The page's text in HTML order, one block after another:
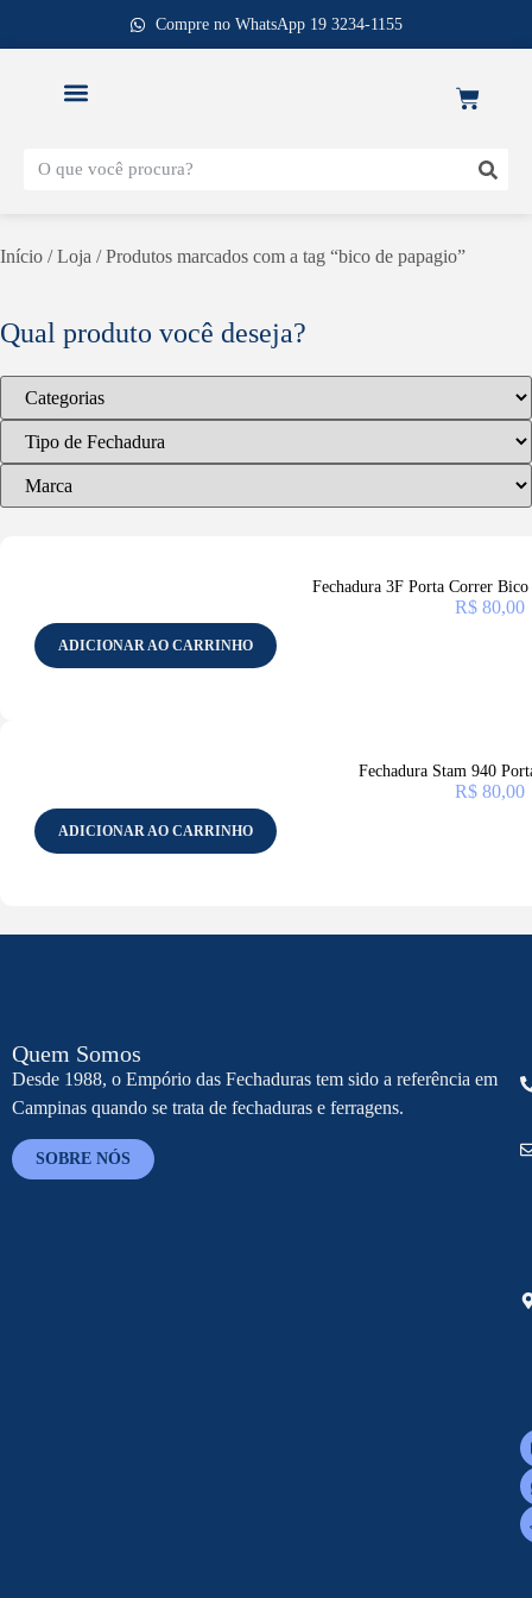
Compre no WhatsApp 19 3234-1155
Início /Loja / Produtos marcados com a tag “bico de papagio”
Qual produto você deseja?
Fechadura 3F Porta Correr
R$80,00
ADICIONAR AO CARRINHO
Fechadura Stam 940
R$80,00
ADICIONAR AO CARRINHO
Quem Somos
Desde 1988, o Empório das Fechaduras tem sido a referência em
Campinas quando se trata de fechaduras e ferragens.
SOBRE NÓS